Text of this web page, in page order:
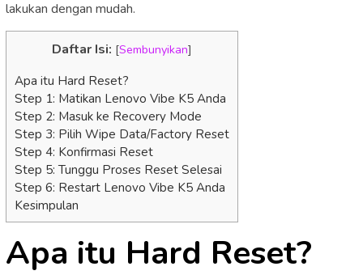
lakukan dengan mudah.
Daftar Isi: [Sembunyikan]
Apa itu Hard Reset?
Step 1: Matikan Lenovo Vibe K5 Anda
Step 2: Masuk ke Recovery Mode
Step 3: Pilih Wipe Data/Factory Reset
Step 4: Konfirmasi Reset
Step 5: Tunggu Proses Reset Selesai
Step 6: Restart Lenovo Vibe K5 Anda
Kesimpulan
Apa itu Hard Reset?